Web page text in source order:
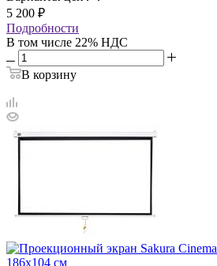
5 200 ₽
Подробности
В том числе 22% НДС
В корзину